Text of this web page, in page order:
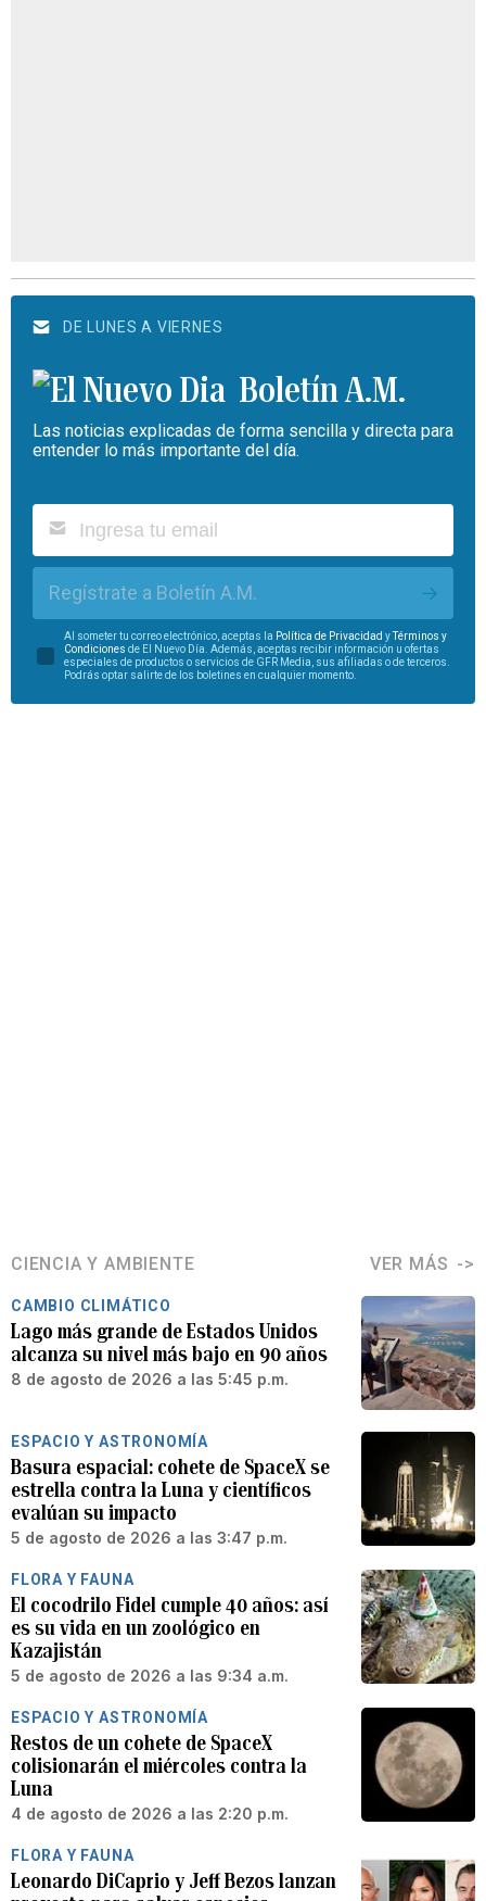
DE LUNES A VIERNES
Boletín A.M.
Las noticias explicadas de forma sencilla y directa para
entender lo más importante del día.
Regístrate a Boletín A.M.
Al someter tu correo electrónico, aceptas la Política de Privacidad yTérminos y
Condiciones de El Nuevo Día. Además, aceptas recibir información u ofertas
especiales de productos o servicios de GFR Media, sus afiliadas o de terceros.
Podrás optar salirte de los boletines en cualquier momento.
CIENCIA Y AMBIENTE VER MÁS
CAMBIO CLIMÁTICO
Lago más grande de Estados Unidos
alcanza su nivel más bajo en 90 años
8 de agosto de 2026 a las 5:45 p.m.
ESPACIO Y ASTRONOMÍA
Basura espacial: cohete de SpaceX se
estrella contra la Luna y científicos
evalúan su impacto
5 de agosto de 2026 a las 3:47 p.m.
FLORA Y FAUNA
El cocodrilo Fidel cumple 40 años: así
es su vida en un zoológico en
Kazajistán
5 de agosto de 2026 a las 9:34 a.m.
ESPACIO Y ASTRONOMÍA
Restos de un cohete de SpaceX
colisionarán el miércoles contra la
Luna
4 de agosto de 2026 a las 2:20 p.m.
FLORA Y FAUNA
Leonardo DiCaprio y Jeff Bezos lanzan